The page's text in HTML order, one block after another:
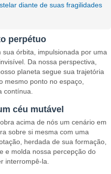
diante de suas fragilidades
perpétuo
sua órbita, impulsionada por uma
Da nossa perspectiva,
planeta segue sua trajetória
mesmo ponto no espaço,
contínua.
céu mutável
acima de nós um cenário em
sobre si mesma com uma
herdada de sua formação,
e molda nossa percepção do
interrompê-la.